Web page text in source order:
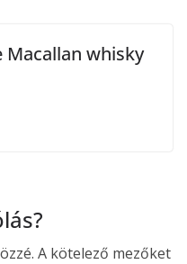
Macallan whisky
A kötelező mezőket